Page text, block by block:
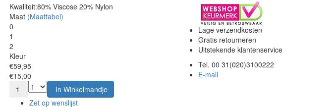
Kwaliteit:80% Viscose 20% Nylon
Maat (Maattabel)
0
1
2
Kleur
€59,95
€15,00
1
In Winkelmandje
Zet op wenslijst
Lage verzendkosten
Gratis retourneren
Uitstekende klantenservice
Tel. 00 31(020)3100222
E-mail